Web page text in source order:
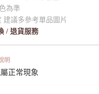
為準
建議多參考單品圖片
/ 退貨服務
明
正常現象